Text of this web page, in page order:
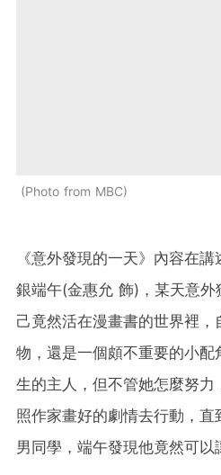
Photo from MBC
《意外發現的一天》內容在
銀端午(金惠允 飾)，某天意外
己竟然活在漫畫書的世界裡，
物，還是一個頗不重要的小配
生的主人，但不管她怎麼努
照作家畫好的劇情去行動，
男同學，端午發現他竟然可以